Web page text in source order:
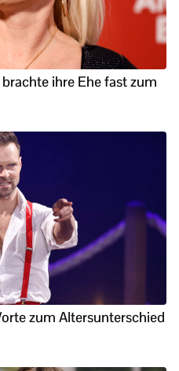
ihre Ehe fast zum
zum Altersunterschied